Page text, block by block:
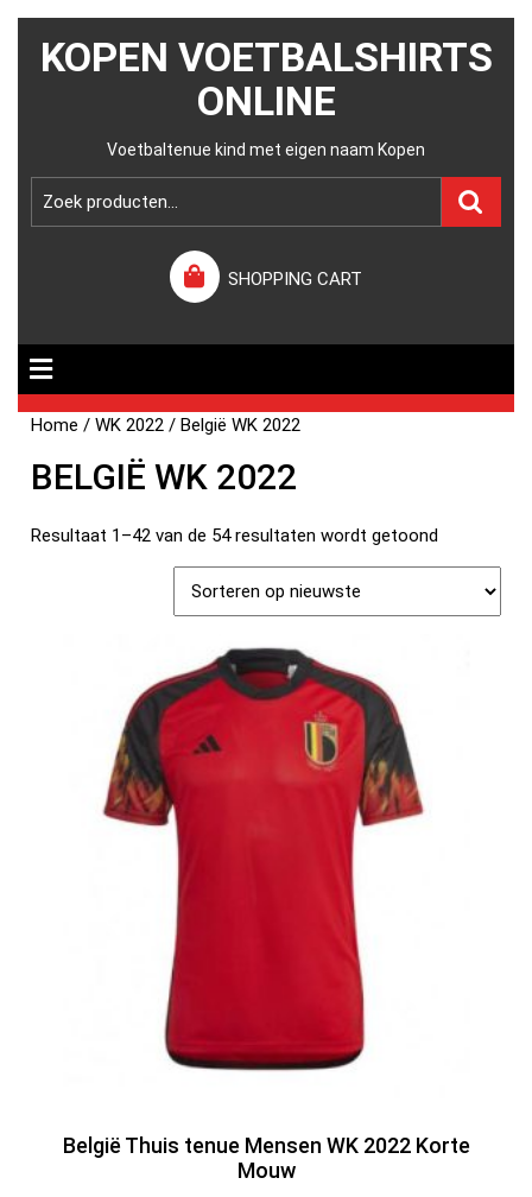
KOPEN VOETBALSHIRTS
ONLINE
Voetbaltenue kind met eigen naam Kopen
SHOPPING CART
Home /WK 2022 / België WK 2022
BELGIË WK 2022
Resultaat 1–42 van de 54 resultaten wordt getoond
België Thuis tenue Mensen WK 2022 Korte
Mouw